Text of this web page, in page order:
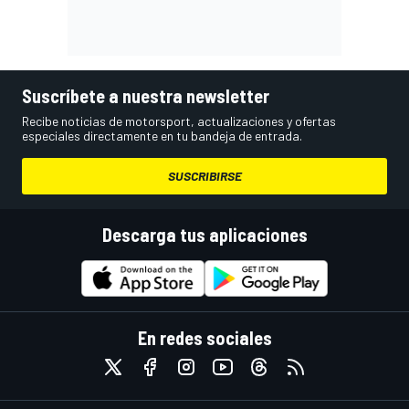
Suscríbete a nuestra newsletter
Recibe noticias de motorsport, actualizaciones y ofertas
especiales directamente en tu bandeja de entrada.
SUSCRIBIRSE
Descarga tus aplicaciones
En redes sociales